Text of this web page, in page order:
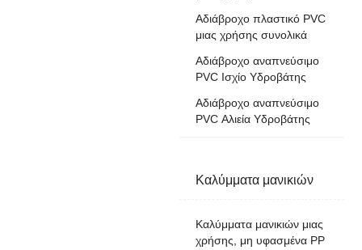
Αδιάβροχο πλαστικό PVC
μιας χρήσης συνολικά
Αδιάβροχο αναπνεύσιμο
PVC Ισχίο Υδροβάτης
Αδιάβροχο αναπνεύσιμο
PVC Αλιεία Υδροβάτης
Καλύμματα μανικιών
Καλύμματα μανικιών μιας
χρήσης, μη υφασμένα PP